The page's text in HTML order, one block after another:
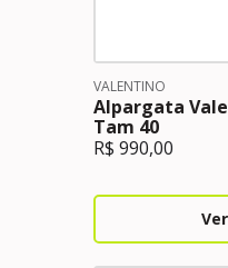
VALENTINO
Alpargata
Tam 40
R$ 990,00